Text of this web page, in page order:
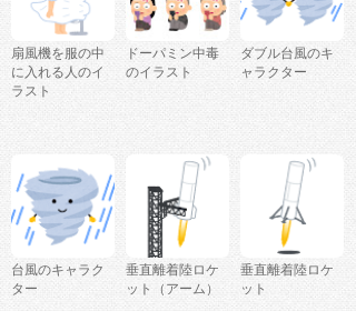
扇風機を服の中
に入れる人のイ
ラスト
ドーパミン中毒
のイラスト
ダブル台風のキ
ャラクター
台風のキャラク
ター
垂直離着陸ロケ
ット（アーム）
垂直離着陸ロケ
ット